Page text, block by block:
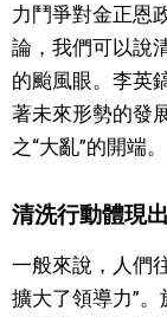
運動
娛樂
教育
工作勞動
家庭
力鬥爭對金正恩
論，我們可以說
的颱風眼。李英
著未來形勢的發
之“大亂”的開端。
清洗行動體現
一般來說，人們
擴大了領導力”